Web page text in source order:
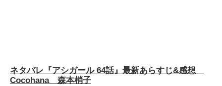
ネタバレ『アシガール 64話』最新あらすじ&感想
Cocohana 森本梢子